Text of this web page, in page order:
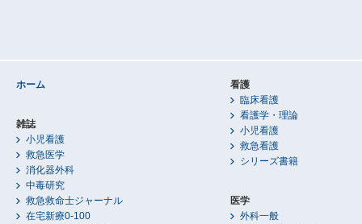
ホーム
雑誌
小児看護
救急医学
消化器外科
中毒研究
救急救命士ジャーナル
在宅新療0-100
看護
臨床看護
看護学・理論
小児看護
救急看護
シリーズ書籍
医学
外科一般